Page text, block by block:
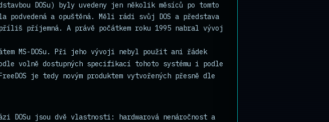
DOSu) byly uvedeny jen několik měsíců po tomto
a opuštěná. Měli rádi svůj DOS a představa
příjemná. A právě počátkem roku 1995 nabral vývoj
MS-DOSu. Při jeho vývoji nebyl použit ani řádek
volně dostupných specifikací tohoto systému i podle
je tedy novým produktem vytvořených přesně dle
DOSu jsou dvě vlastnosti: hardwarová nenáročnost a